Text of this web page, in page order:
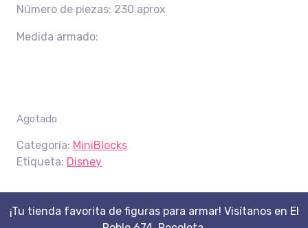
Número de piezas: 230 aprox
Medida armado:
Agotado
Categoría: MiniBlocks
Etiqueta: Disney
¡Tu tienda favorita de figuras para armar! Visítanos en El